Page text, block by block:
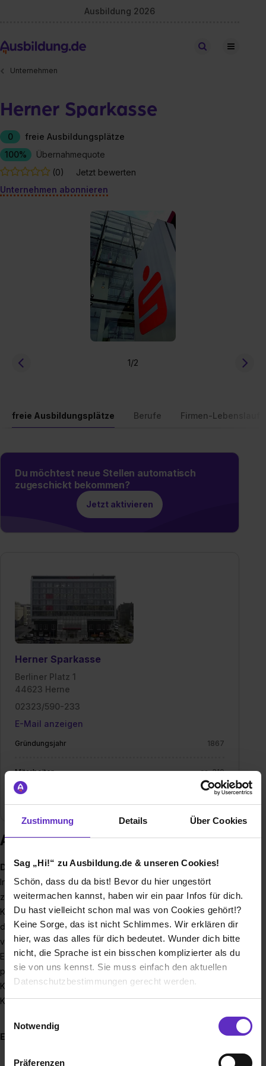
Zustimmung Details Über Cookies
Sag „Hi!“ zu Ausbildung.de & unseren Cookies!
Schön, dass du da bist! Bevor du hier ungestört
weitermachen kannst, haben wir ein paar Infos für dich.
Du hast vielleicht schon mal was von Cookies gehört!?
Keine Sorge, das ist nicht Schlimmes. Wir erklären dir
hier, was das alles für dich bedeutet. Wunder dich bitte
nicht, die Sprache ist ein bisschen komplizierter als du
sie von uns kennst. Sie muss einfach den aktuellen
Datenschutzbestimmungen gerecht werden.
Notwendig
Präferenzen
Ausbildung 2026
Stellen finden
Unternehmen
Herner Sparkasse
0
freie Ausbildungsplätze
100%
Übernahmequote
(0)
Jetzt bewerten
Unternehmen abonnieren
1/2
freie Ausbildungsplätze Berufe Firmen-Lebenslauf
Du möchtest neue Stellen automatisch
zugeschickt bekommen?
Jetzt aktivieren
Herner Sparkasse
Berliner Platz 1
44623 Herne
02323/590-233
E-Mail anzeigen
Gründungsjahr 1867
Mitarbeiter ca. 310
Ausbildung bei Herner Sparkasse
Deine Ausbildung zum/zur Bankkaufmann/frau
In der vertrieblich ausgerichteten 2 1/2-jährigen Ausbildung
zum/zur Bankkaufmann/frau lernst du Kunden im
Kreditgeschäft, bei Wertpapieren, im Zahlungsverkehr und
der Kontoführung, bei Bausparen und Versicherungen und
vielen anderen Fragen zu beraten. Dabei geht es um das
Erkennen von Kundenbedürfnissen und das Entwickeln von
passenden Lösungen. Die Basis hierfür bildet die aktive
Kundenansprache mit dem Ziel einer vertrauensvollen
Kundenbeziehung.
Es lohnt sich für Dich...